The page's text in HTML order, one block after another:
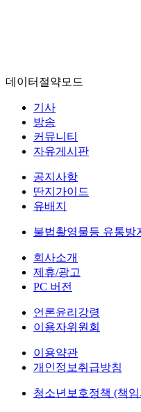
데이터절약모드
기사
방송
커뮤니티
자유게시판
공지사항
딴지가이드
유배지
불법촬영물등 유통방
회사소개
제휴/광고
PC 버전
언론윤리강령
이용자위원회
이용약관
개인정보취급방침
청소년보호정책 (책